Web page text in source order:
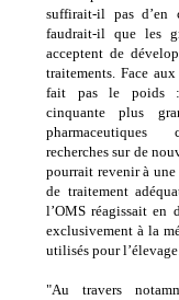
suffirait-il pas d’en
faudrait-il que les
acceptent de
traitements. Face
fait pas le poids
cinquante plus
pharmaceutiques
recherches sur de
pourrait revenir à
de traitement
l’OMS réagissait en
exclusivement à la
utilisés pour
"Au travers